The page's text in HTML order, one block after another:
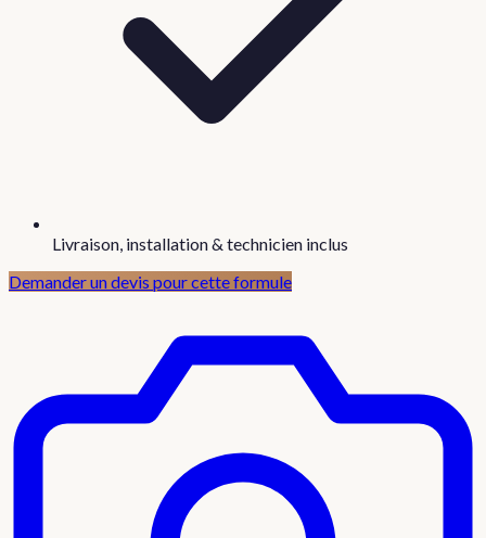
Livraison, installation & technicien inclus
Demander un devis pour cette formule